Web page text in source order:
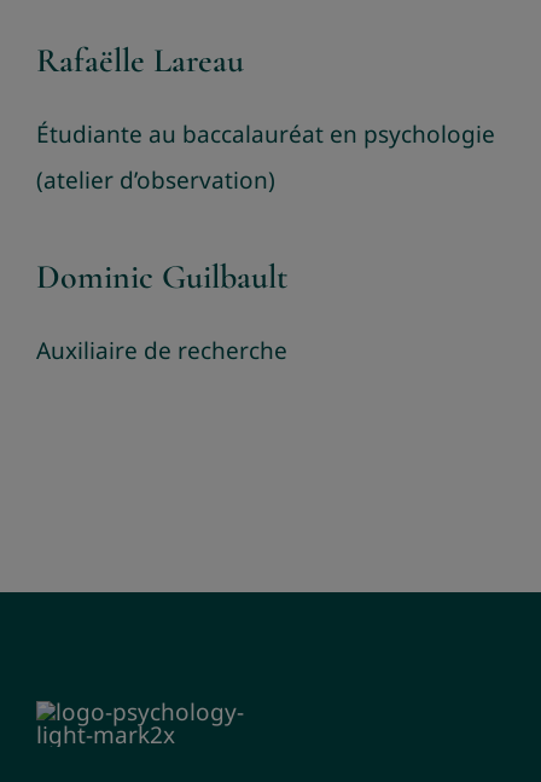
Rafaëlle Lareau
Étudiante au baccalauréat en psychologie
(atelier d’observation)
Dominic Guilbault
Auxiliaire de recherche